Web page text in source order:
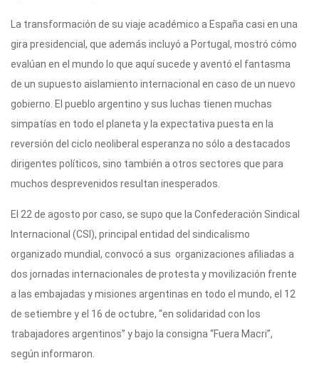
La transformación de su viaje académico a España casi en una
gira presidencial, que además incluyó a Portugal, mostró cómo
evalúan en el mundo lo que aquí sucede y aventó el fantasma
de un supuesto aislamiento internacional en caso de un nuevo
gobierno. El pueblo argentino y sus luchas tienen muchas
simpatías en todo el planeta y la expectativa puesta en la
reversión del ciclo neoliberal esperanza no sólo a destacados
dirigentes políticos, sino también a otros sectores que para
muchos desprevenidos resultan inesperados.
El 22 de agosto por caso, se supo que la Confederación Sindical
Internacional (CSI), principal entidad del sindicalismo
organizado mundial, convocó a sus organizaciones afiliadas a
dos jornadas internacionales de protesta y movilización frente
a las embajadas y misiones argentinas en todo el mundo, el 12
de setiembre y el 16 de octubre, “en solidaridad con los
trabajadores argentinos” y bajo la consigna “Fuera Macri”,
según informaron.